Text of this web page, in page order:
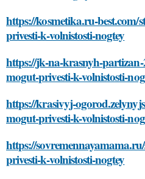
https://kosmetika.ru-
privesti-k-volnistosti-nogtey
https://jk-na-krasnyh-
mogut-privesti-k-volnistosti-
https://krasivyj-
mogut-privesti-k-volnistosti-
https://
privesti-k-volnistosti-nogtey